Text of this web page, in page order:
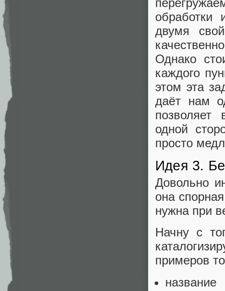
двумя
Однако
каждого
этом эта
даёт нам
одной
просто
Идея 3.
Довольно
она
нужна при
Начну с
примеров
название